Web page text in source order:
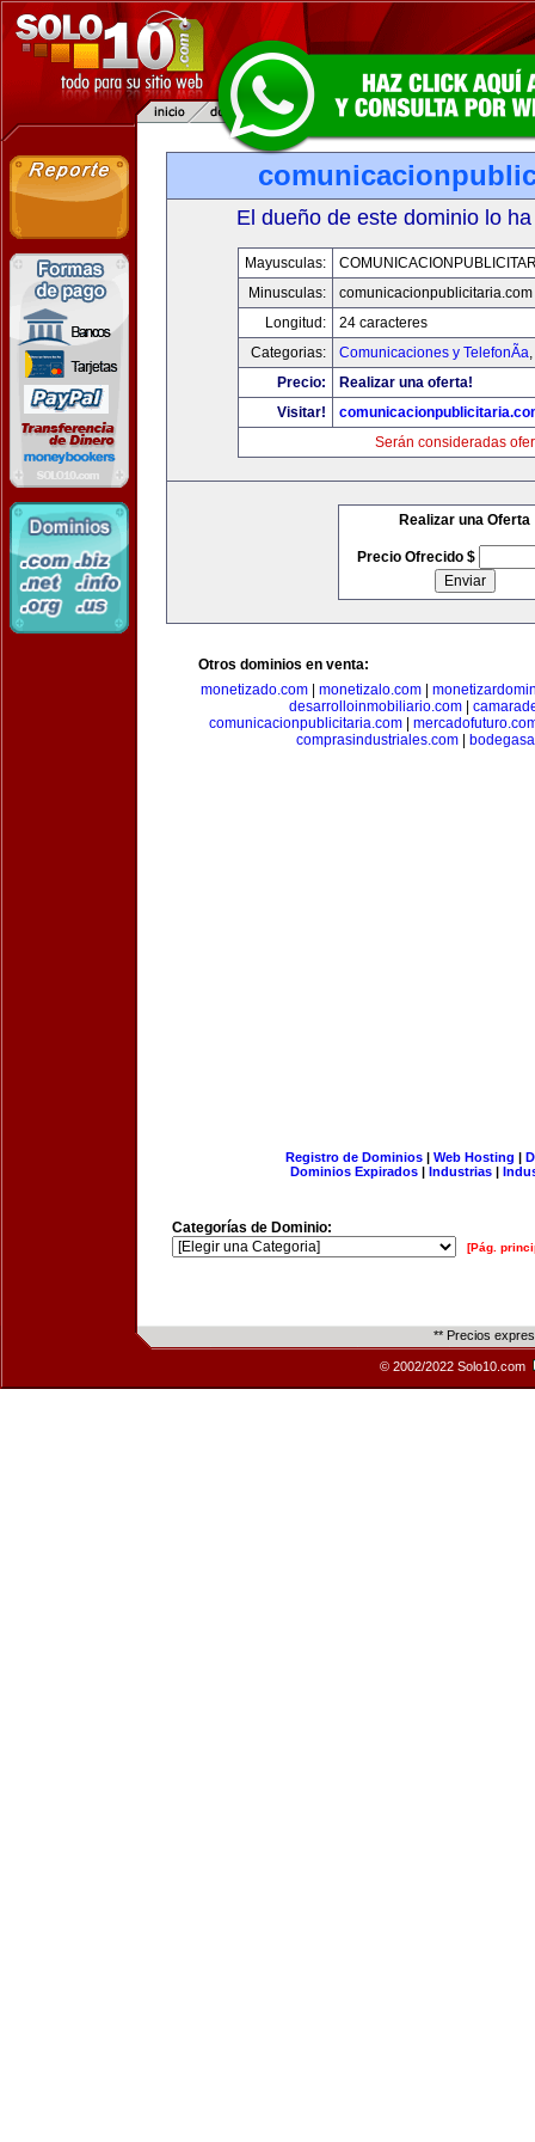
El dueño de este dominio lo
Mayusculas:
Minusculas:
comunicacionpublicitaria.com
Longitud:
24 caracteres
Categorias:
Comunicaciones y TelefonÃ­a,
Precio:
Realizar una oferta!
Visitar!
Serán consideradas
Realizar una Oferta
Precio Ofrecido $
Otros dominios en venta:
monetizado.com
monetizalo.com
desarrolloinmobiliario.com
comunicacionpublicitaria.com|
comprasindustriales.com|
Registro de Dominios| Web Hosting |
Dominios Expirados | Industrias |
Categorías de Dominio:
[Pág.
** Precios
© 2002/2022 Solo10.com